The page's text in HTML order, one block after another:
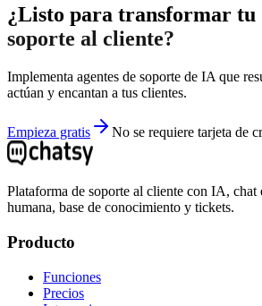
¿Listo para transformar tu
soporte al cliente?
Implementa agentes de soporte de IA que
actúan y encantan a tus clientes.
Empieza gratis No se requiere tarjeta de
Plataforma de soporte al cliente con IA, chat
humana, base de conocimiento y tickets.
Producto
Funciones
Precios